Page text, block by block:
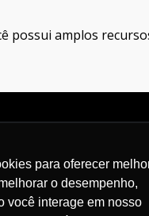
para oferecer
o desempenho,
você interage em nosso
para oferecer
o desempenho,
você interage em nosso
possui amplos